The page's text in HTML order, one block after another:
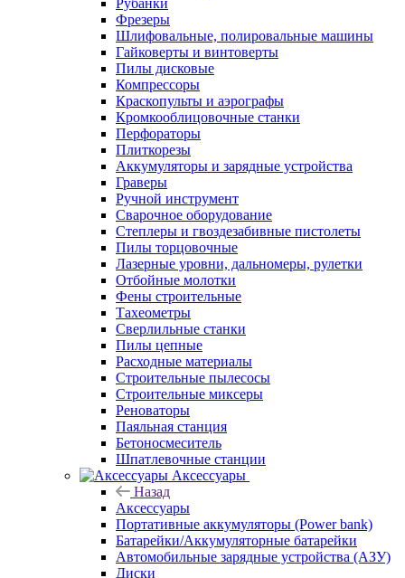
Рубанки
Фрезеры
Шлифовальные, полировальные машины
Гайковерты и винтоверты
Пилы дисковые
Компрессоры
Краскопульты и аэрографы
Кромкооблицовочные станки
Перфораторы
Плиткорезы
Аккумуляторы и зарядные устройства
Граверы
Ручной инструмент
Сварочное оборудование
Степлеры и гвоздезабивные пистолеты
Пилы торцовочные
Лазерные уровни, дальномеры, рулетки
Отбойные молотки
Фены строительные
Тахеометры
Сверлильные станки
Пилы цепные
Расходные материалы
Строительные пылесосы
Строительные миксеры
Реноваторы
Паяльная станция
Бетоносмеситель
Шпатлевочные станции
Аксессуары
Назад
Аксессуары
Портативные аккумуляторы (Power bank)
Батарейки/Аккумуляторные батарейки
Автомобильные зарядные устройства (АЗУ)
Диски